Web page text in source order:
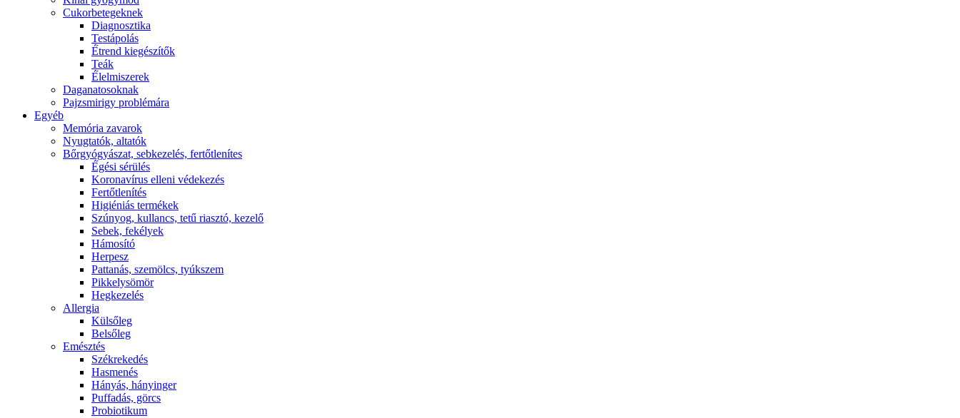
Cukorbetegeknek
Diagnosztika
Testápolás
É́trend kiegészítők
Teák
É́lelmiszerek
Daganatosoknak
Pajzsmirigy problémára
Egyéb
Memória zavarok
Nyugtatók, altatók
Bőrgyógyászat, sebkezelés, fertőtlenítes
É́gési sérülés
Koronavírus elleni védekezés
Fertőtlenítés
Higiéniás termékek
Szúnyog, kullancs, tetű riasztó, kezelő
Sebek, fekélyek
Hámosító
Herpesz
Pattanás, szemölcs, tyúkszem
Pikkelysömör
Hegkezelés
Allergia
Külsőleg
Belsőleg
Emésztés
Székrekedés
Hasmenés
Hányás, hányinger
Puffadás, görcs
Probiotikum